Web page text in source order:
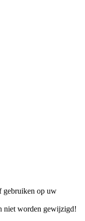
gebruiken op uw
niet worden gewijzigd!